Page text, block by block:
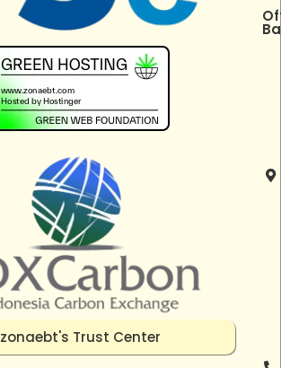
zonaebt's Trust Center